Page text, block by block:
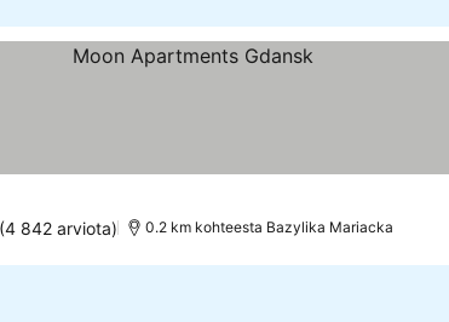
(4 842 arviota) 0.2 km kohteesta Bazylika Mariacka